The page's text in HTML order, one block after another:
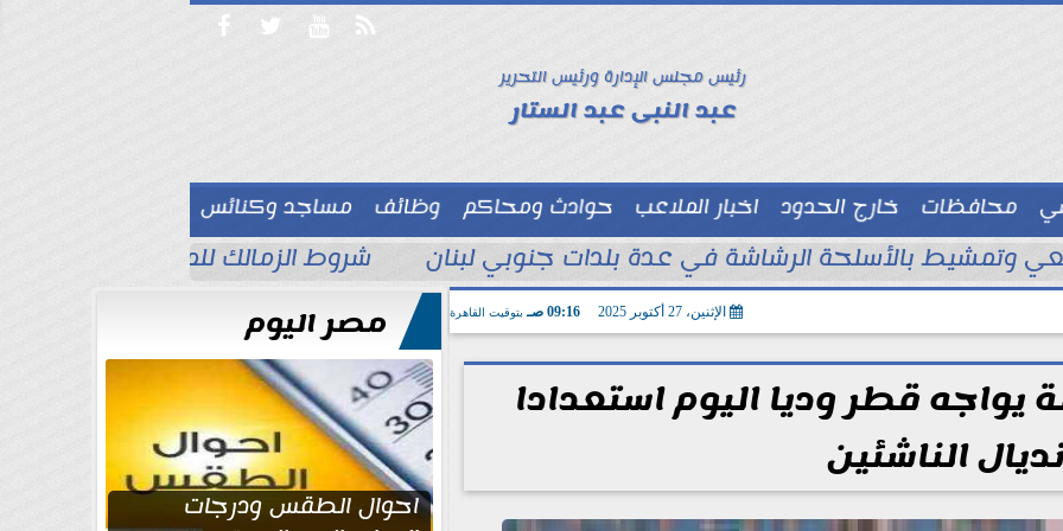
   
رئيس مجلس الإدارة ورئيس التحرير
عبد النبى عبد الستار
محافظات خارج الحدود اخبار الملاعب حوادث ومحاكم وظائف
مساجد وكنائس
توك شو  وتمشيط بالأسلحة الرشاشة في عدة بلدات جنوبي لبنان شروط الزمالك للموافقة على بيع
الإثنين، 27 أكتوبر 2025 09:16 صـ بتوقيت القاهرة
مصر تحت 17 سنة يواجه قطر وديا اليوم استعدادا
الناشئين
مصر اليوم
احوال الطقس ودرجات